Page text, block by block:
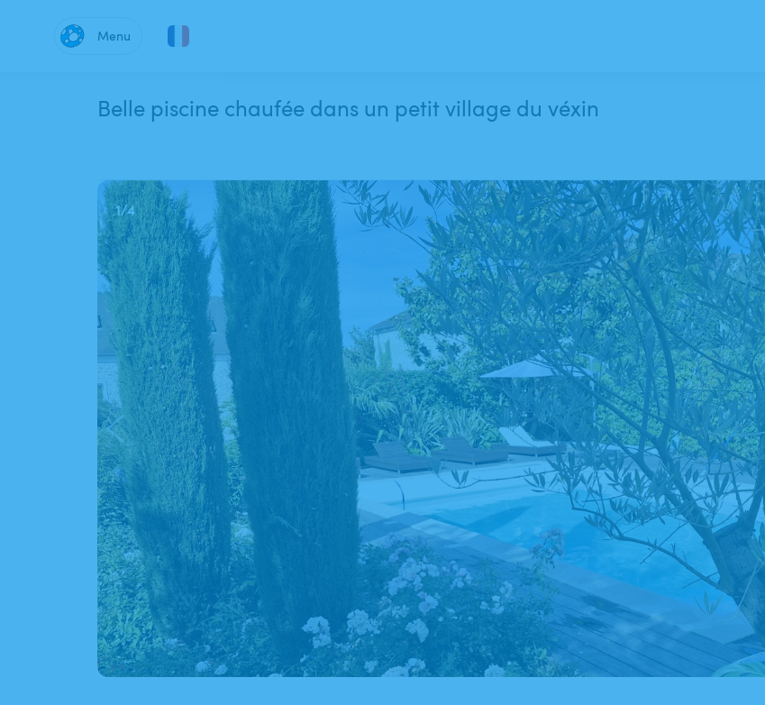
Menu
Belle piscine chaufée dans un petit village du véxin
1/4